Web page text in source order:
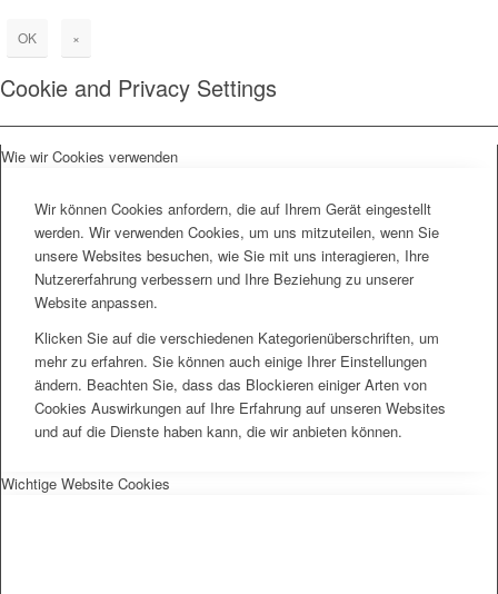
OK ×
Cookie and Privacy Settings
Wie wir Cookies verwenden
Wir können Cookies anfordern, die auf Ihrem Gerät eingestellt
werden. Wir verwenden Cookies, um uns mitzuteilen, wenn Sie
unsere Websites besuchen, wie Sie mit uns interagieren, Ihre
Nutzererfahrung verbessern und Ihre Beziehung zu unserer
Website anpassen.
Klicken Sie auf die verschiedenen Kategorienüberschriften, um
mehr zu erfahren. Sie können auch einige Ihrer Einstellungen
ändern. Beachten Sie, dass das Blockieren einiger Arten von
Cookies Auswirkungen auf Ihre Erfahrung auf unseren Websites
und auf die Dienste haben kann, die wir anbieten können.
Wichtige Website Cookies